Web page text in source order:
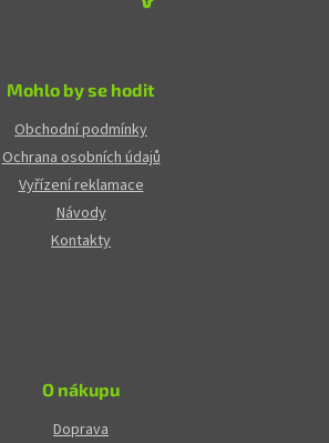
Mohlo by se hodit
Obchodní podmínky
Ochrana osobních údajů
Vyřízení reklamace
Návody
Kontakty
O nákupu
Doprava